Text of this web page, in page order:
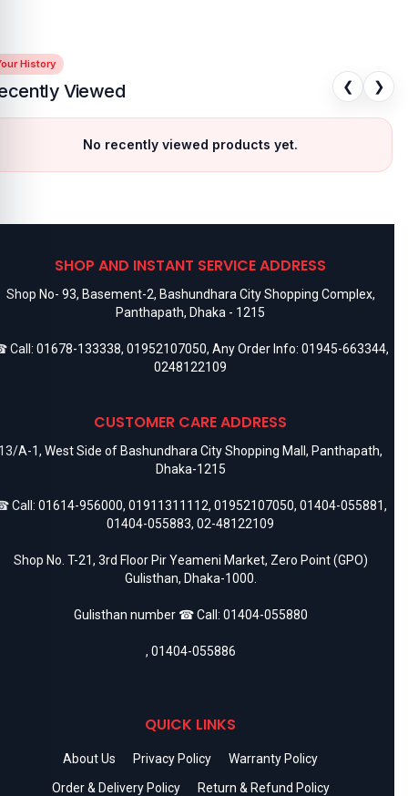
History
Viewed ❮ ❯
No recently viewed products yet.
SHOP AND INSTANT SERVICE ADDRESS
Shop No- 93, Basement-2, Bashundhara City Shopping Complex,
Panthapath, Dhaka - 1215
Call: 01678-133338, 01952107050, Any Order Info: 01945-663344,
0248122109
CUSTOMER CARE ADDRESS
A-1, West Side of Bashundhara City Shopping Mall, Panthapath,
Dhaka-1215
Call: 01614-956000, 01911311112, 01952107050, 01404-055881,
01404-055883, 02-48122109
Shop No. T-21, 3rd Floor Pir Yeameni Market, Zero Point (GPO)
Gulisthan, Dhaka-1000.
Gulisthan number ☎ Call: 01404-055880
, 01404-055886
QUICK LINKS
About Us Privacy Policy
Warranty Policy
Order & Delivery Policy
Return & Refund Policy